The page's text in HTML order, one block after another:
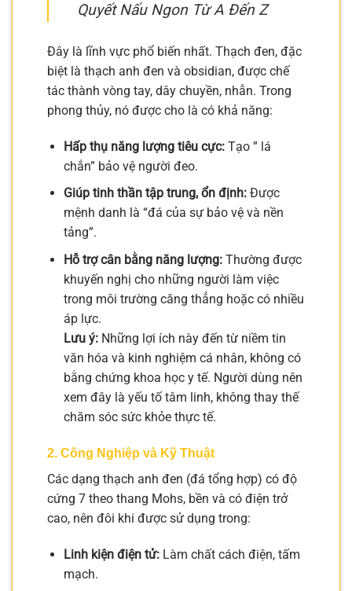
Quyết Nấu Ngon Từ A Đến Z
Đây là lĩnh vực phổ biến nhất. Thạch đen, đặc
biệt là thạch anh đen và obsidian, được chế
tác thành vòng tay, dây chuyền, nhẫn. Trong
phong thủy, nó được cho là có khả năng:
Hấp thụ năng lượng tiêu cực:Tạo ” lá
chắn” bảo vệ người đeo.
Giúp tinh thần tập trung, ổn định:Được
mệnh danh là “đá của sự bảo vệ và nền
tảng”.
Hỗ trợ cân bằng năng lượng:Thường được
khuyến nghị cho những người làm việc
trong môi trường căng thẳng hoặc có nhiều
áp lực.
Lưu ý:Những lợi ích này đến từ niềm tin
văn hóa và kinh nghiệm cá nhân, không có
bằng chứng khoa học y tế. Người dùng nên
xem đây là yếu tố tâm linh, không thay thế
chăm sóc sức khỏe thực tế.
2. Công Nghiệp và Kỹ Thuật
Các dạng thạch anh đen (đá tổng hợp) có độ
cứng 7 theo thang Mohs, bền và có điện trở
cao, nên đôi khi được sử dụng trong:
Linh kiện điện tử:Làm chất cách điện, tấm
mạch.